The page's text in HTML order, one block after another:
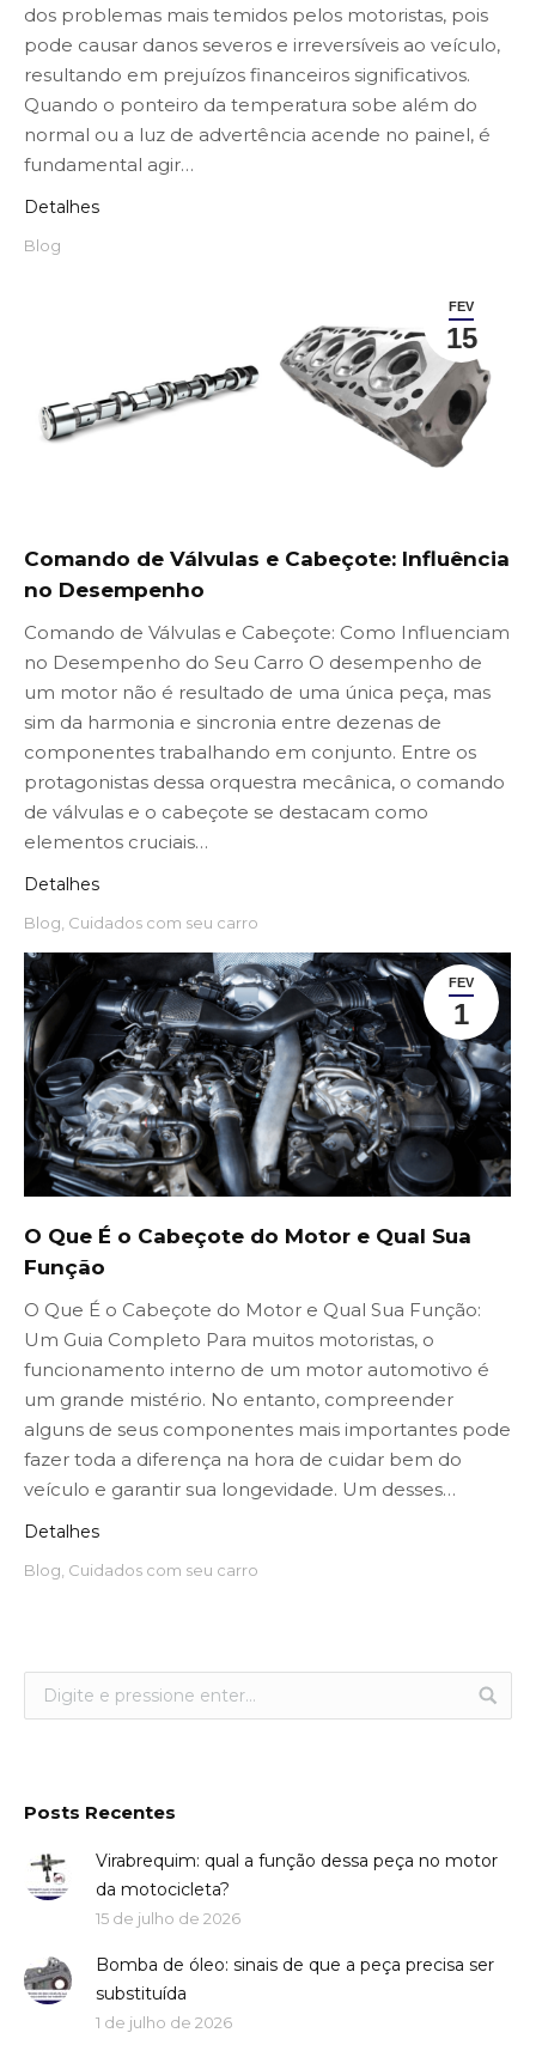
dos problemas mais temidos pelos motoristas, pois
pode causar danos severos e irreversíveis ao veículo,
resultando em prejuízos financeiros significativos.
Quando o ponteiro da temperatura sobe além do
normal ou a luz de advertência acende no painel, é
fundamental agir…
Detalhes
Blog
FEV
15
Comando de Válvulas e Cabeçote: Influência
no Desempenho
Comando de Válvulas e Cabeçote: Como Influenciam
no Desempenho do Seu Carro O desempenho de
um motor não é resultado de uma única peça, mas
sim da harmonia e sincronia entre dezenas de
componentes trabalhando em conjunto. Entre os
protagonistas dessa orquestra mecânica, o comando
de válvulas e o cabeçote se destacam como
elementos cruciais…
Detalhes
Blog Cuidados com seu carro
FEV
1
O Que É o Cabeçote do Motor e Qual Sua
Função
O Que É o Cabeçote do Motor e Qual Sua Função:
Um Guia Completo Para muitos motoristas, o
funcionamento interno de um motor automotivo é
um grande mistério. No entanto, compreender
alguns de seus componentes mais importantes pode
fazer toda a diferença na hora de cuidar bem do
veículo e garantir sua longevidade. Um desses…
Detalhes
Blog Cuidados com seu carro
Posts Recentes
Virabrequim: qual a função dessa peça no motor
da motocicleta?
15 de julho de 2026
Bomba de óleo: sinais de que a peça precisa ser
substituída
1 de julho de 2026